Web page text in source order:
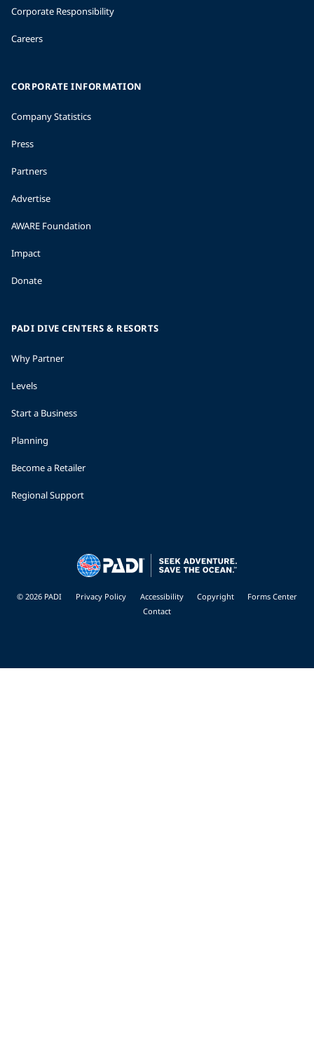
Corporate Responsibility
Careers
CORPORATE INFORMATION
Company Statistics
Press
Partners
Advertise
AWARE Foundation
Impact
Donate
PADI DIVE CENTERS & RESORTS
Why Partner
Levels
Start a Business
Planning
Become a Retailer
Regional Support
© 2026 PADI Privacy Policy Accessibility Copyright
Forms Center
Contact